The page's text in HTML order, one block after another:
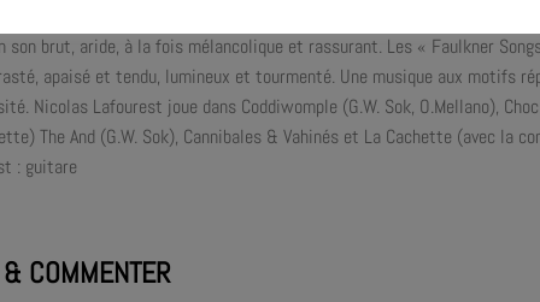
la guitare seule de Nicolas Lafourest,
son brut, aride, à la fois mélancolique et rassurant. Les « Faulkner
apaisé et tendu, lumineux et tourmenté. Une musique aux
Nicolas Lafourest joue dans Coddiwomple (G.W. Sok, O.Mellano),
The And (G.W. Sok), Cannibales & Vahinés et La Cachette (avec la
: guitare
& COMMENTER